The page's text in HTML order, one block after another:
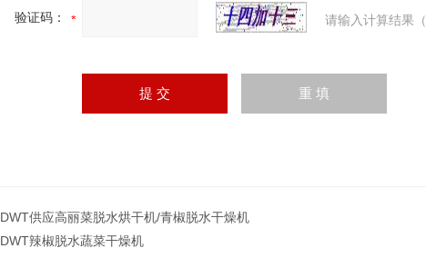
验证码： 请输入计算结果
DWT供应高丽菜脱水烘干机/青椒脱水干燥机
DWT辣椒脱水蔬菜干燥机